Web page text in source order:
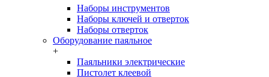
Наборы инструментов
Наборы ключей и отверток
Наборы отверток
Оборудование паяльное
+
Паяльники электрические
Пистолет клеевой